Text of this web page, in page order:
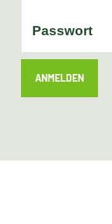
ANMELDEN